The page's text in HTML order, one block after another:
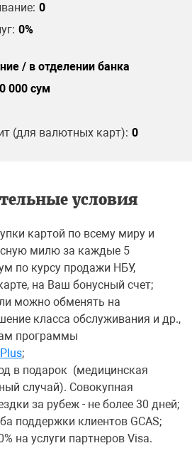
0
0%
/ в отделении банка
000 сум
(для валютных карт): 0
условия
картой по всему миру и
милю за каждые 5
по курсу продажи НБУ,
на Ваш бонусный счет;
можно обменять на
класса обслуживания и др.,
программы
;
в подарок (медицинская
случай). Совокупная
за рубеж - не более 30 дней;
поддержки клиентов GCAS;
на услуги партнеров Visa.